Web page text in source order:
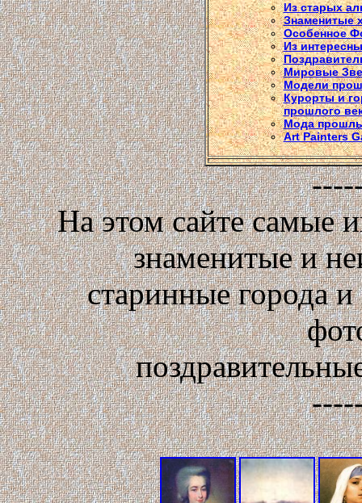
Из старых
Знаменитые
Особенное
Из
Мировые
Модели
Курорты и
прошлого
Мода
Art Painters
На этом сайте самые
знаменитые и
старинные города